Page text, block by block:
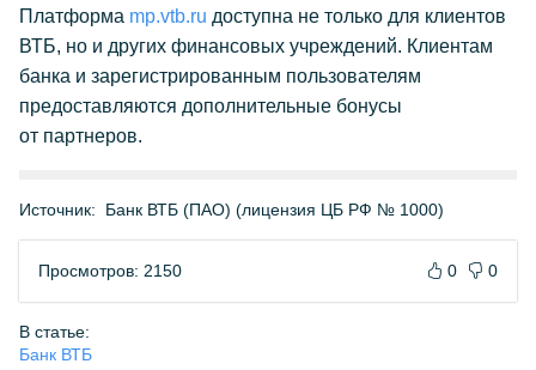
Платформа mp.vtb.ru доступна не только для клиентов
ВТБ, но и других финансовых учреждений. Клиентам
банка и зарегистрированным пользователям
предоставляются дополнительные бонусы
от партнеров.
Источник: Банк ВТБ (ПАО) (лицензия ЦБ РФ № 1000)
Просмотров: 2150 0 0
В статье:
Банк ВТБ